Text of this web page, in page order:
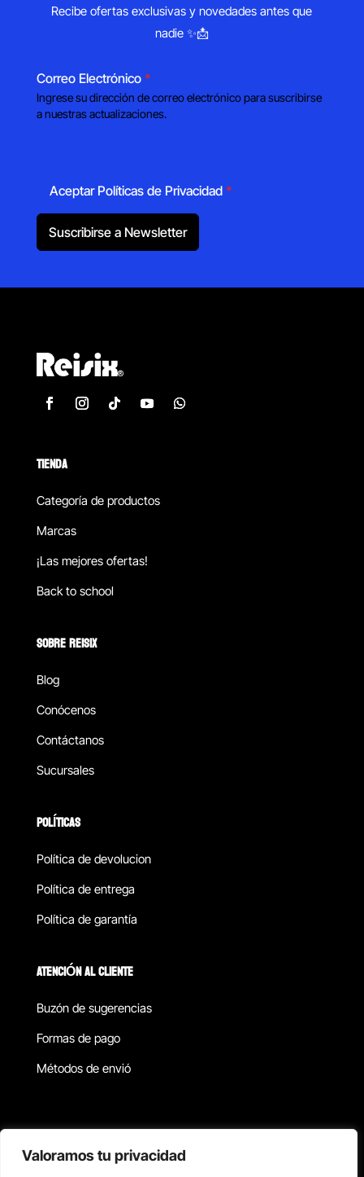
Valoramos tu privacidad
Recibe ofertas exclusivas y novedades antes que
nadie ✨📩
Correo Electrónico *
Ingrese su dirección de correo electrónico para suscribirse
a nuestras actualizaciones.
Aceptar Políticas de Privacidad *
Suscribirse a Newsletter
TIENDA
Categoría de productos
Marcas
¡Las mejores ofertas!
Back to school
SOBRE REISIX
Blog
Conócenos
Contáctanos
Sucursales
POLÍTICAS
Política de devolucion
Política de entrega
Política de garantía
ATENCIÓN AL CLIENTE
Buzón de sugerencias
Formas de pago
Métodos de envió